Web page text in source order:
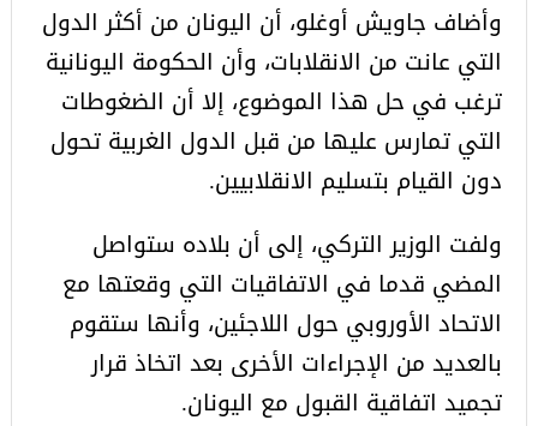
وأضاف جاويش أوغلو، أن اليونان من أكثر الدول
التي عانت من الانقلابات، وأن الحكومة اليونانية
ترغب في حل هذا الموضوع، إلا أن الضغوطات
التي تمارس عليها من قبل الدول الغربية تحول
دون القيام بتسليم الانقلابيين.
ولفت الوزير التركي، إلى أن بلاده ستواصل
المضي قدما في الاتفاقيات التي وقعتها مع
الاتحاد الأوروبي حول اللاجئين، وأنها ستقوم
بالعديد من الإجراءات الأخرى بعد اتخاذ قرار
تجميد اتفاقية القبول مع اليونان.